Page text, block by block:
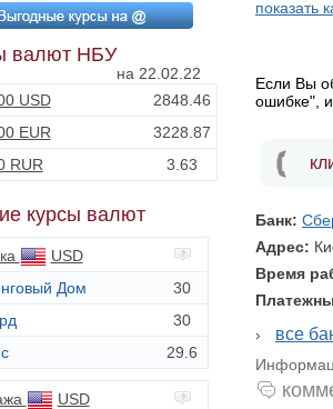
валют НБУ
на 22.02.22
USD
2848.46
EUR
3228.87
RUR
3.63
курсы валют
USD
Дом
30
30
29.6
USD
показать
Если Вы
ошибке",
Банк:
Адрес:
Время
все